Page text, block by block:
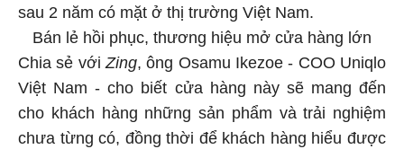
sau 2 năm có mặt ở thị trường Việt Nam.
Bán lẻ hồi phục, thương hiệu mở cửa hàng lớn
Chia sẻ với Zing , ông Osamu Ikezoe - COO Uniqlo
Việt Nam - cho biết cửa hàng này sẽ mang đến
cho khách hàng những sản phẩm và trải nghiệm
chưa từng có, đồng thời để khách hàng hiểu được